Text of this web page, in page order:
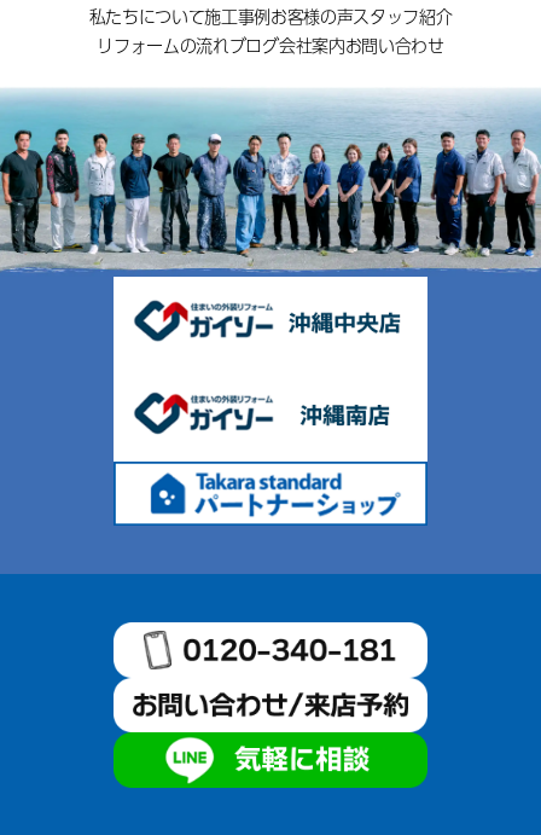
私たちについて施工事例お客様の声スタッフ紹介
リフォームの流れブログ会社案内お問い合わせ